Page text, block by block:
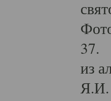
37.
из
Я.И.